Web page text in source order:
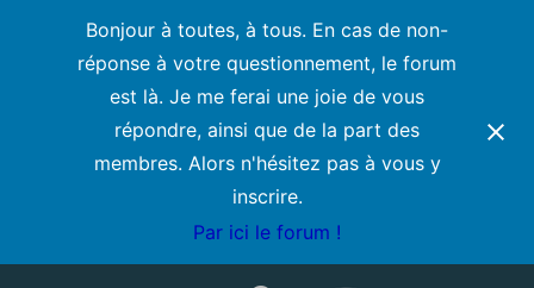
Bonjour à toutes, à tous. En cas de non-
réponse à votre questionnement, le forum
est là. Je me ferai une joie de vous
répondre, ainsi que de la part des
membres. Alors n'hésitez pas à vous y
inscrire.
Par ici le forum !